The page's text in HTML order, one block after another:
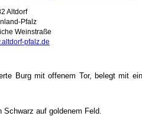
Altdorf
Pfalz
Weinstraße
pfalz.de
Burg mit offenem Tor, belegt mit
auf goldenem Feld.